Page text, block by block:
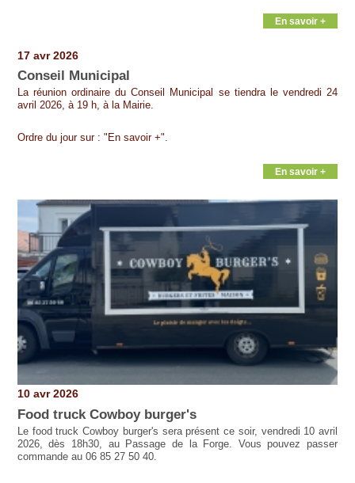
En savoir +
17 avr 2026
Conseil Municipal
La réunion ordinaire du Conseil Municipal se tiendra le vendredi 24
avril 2026, à 19 h, à la Mairie.
Ordre du jour sur : "En savoir +".
En savoir +
10 avr 2026
Food truck Cowboy burger's
Le food truck Cowboy burger's sera présent ce soir, vendredi 10 avril
2026, dès 18h30, au Passage de la Forge. Vous pouvez passer
commande au 06 85 27 50 40.